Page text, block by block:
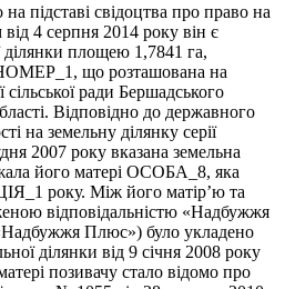
підставі свідоцтва про право на
4 серпня 2014 року він є
ділянки площею 1,7841 га,
що розташована на
сільської ради Бершадського
Відповідно до державного
на земельну ділянку серії
2007 року вказана земельна
його матері ОСОБА_8, яка
року. Між його матір’ю та
відповідальністю «Надбужжя
Плюс») було укладено
ділянки від 9 січня 2008 року
позивачу стало відомо про